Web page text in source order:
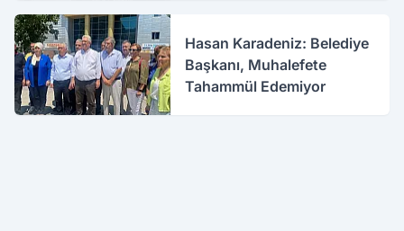
Hasan Karadeniz: Belediye
Başkanı, Muhalefete
Tahammül Edemiyor